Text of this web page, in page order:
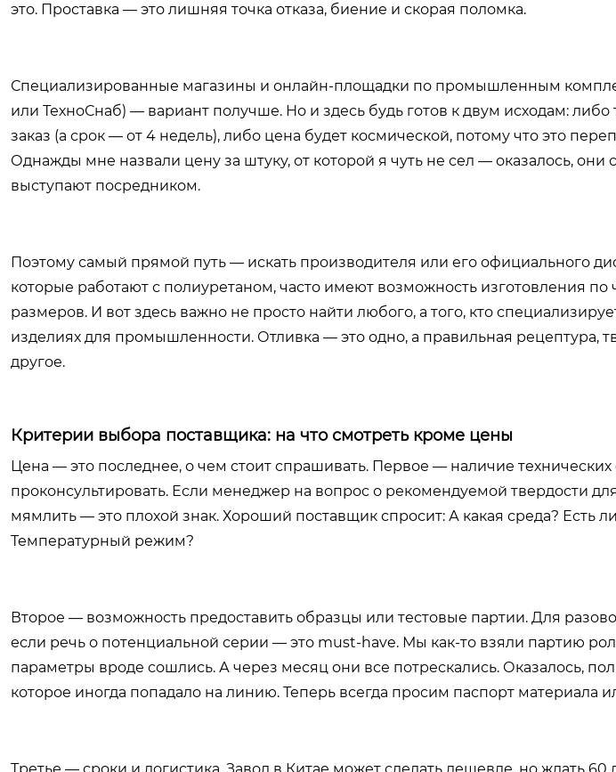
это. Проставка — это лишняя точка отказа, биение и скорая поломка.
Специализированные магазины и онлайн-площадки по промышленным
или ТехноСнаб) — вариант получше. Но и здесь будь готов к двум исходам: либо
заказ (а срок — от 4 недель), либо цена будет космической, потому что это
Однажды мне назвали цену за штуку, от которой я чуть не сел — оказалось, они
выступают посредником.
Поэтому самый прямой путь — искать производителя или его официального
которые работают с полиуретаном, часто имеют возможность изготовления
размеров. И вот здесь важно не просто найти любого, а того, кто
изделиях для промышленности. Отливка — это одно, а правильная рецептура,
другое.
Критерии выбора поставщика: на что смотреть кроме цены
Цена — это последнее, о чем стоит спрашивать. Первое — наличие технических
проконсультировать. Если менеджер на вопрос о рекомендуемой твердости
мямлить — это плохой знак. Хороший поставщик спросит: А какая среда? Есть
Температурный режим?
Второе — возможность предоставить образцы или тестовые партии. Для
если речь о потенциальной серии — это must-have. Мы как-то взяли партию
параметры вроде сошлись. А через месяц они все потрескались. Оказалось,
которое иногда попадало на линию. Теперь всегда просим паспорт материала